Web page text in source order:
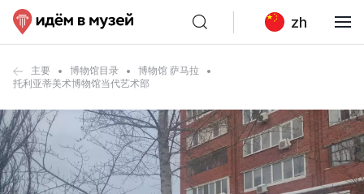
zh
主要 博物馆目录
博物馆 萨马拉
托利亚蒂美术博物馆当代艺术部